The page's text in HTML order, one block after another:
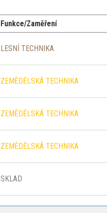
Funkce/Zaměření
LESNÍ TECHNIKA
ZEMĚDĚLSKÁ TECHNIKA
ZEMĚDĚLSKÁ TECHNIKA
ZEMĚDĚLSKÁ TECHNIKA
SKLAD